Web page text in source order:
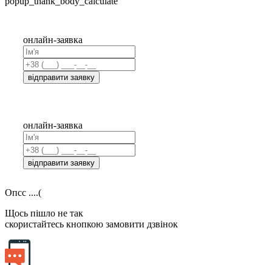
онлайн-заявка
відправити заявку
онлайн-заявка
відправити заявку
Опсс ....(
Щось пішло не так
скористайтесь кнопкою замовити дзвінок